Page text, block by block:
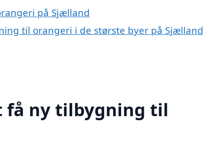
på Sjælland
til orangeri i de største byer på Sjælland
få ny tilbygning til